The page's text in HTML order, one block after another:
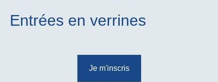
Entrées en verrines
Je m'inscris